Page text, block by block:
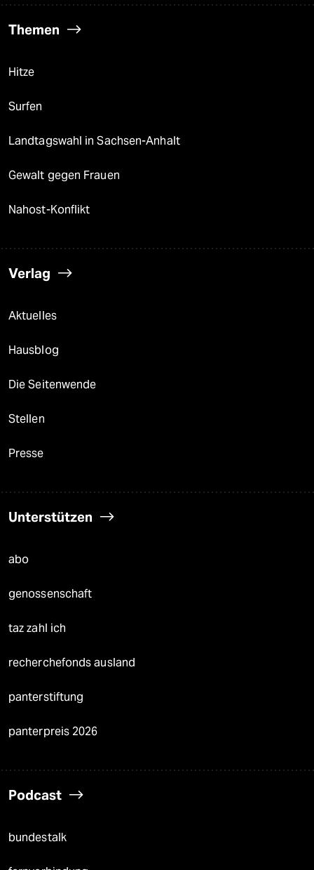
Themen
Hitze
Surfen
Landtagswahl in Sachsen-Anhalt
Gewalt gegen Frauen
Nahost-Konflikt
Verlag
Aktuelles
Hausblog
Die Seitenwende
Stellen
Presse
Unterstützen
abo
genossenschaft
taz zahl ich
recherchefonds ausland
panterstiftung
panterpreis 2026
Podcast
bundestalk